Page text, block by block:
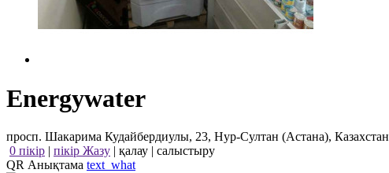
Energywater
просп. Шакарима Кудайбердиулы, 23, Нур-Султан (Астана), Казахстан
0 пікір | пікір Жазу | қалау | салыстыру
QR Анықтама text_what